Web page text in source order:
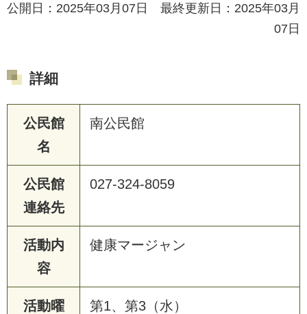
公開日：2025年03月07日 最終更新日：2025年03月
07日
詳細
公民館
名
南公民館
公民館
連絡先
027-324-8059
活動内
容
健康マージャン
活動曜
第1、第3（水）